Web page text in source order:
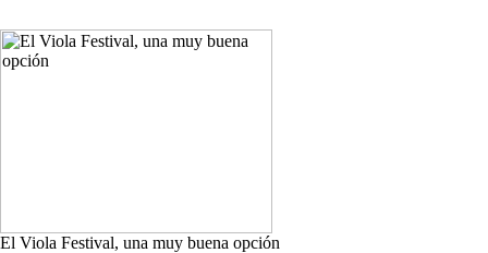
El Viola Festival, una muy buena opción